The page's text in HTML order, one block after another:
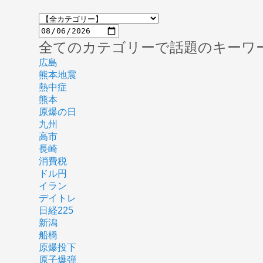
全てのカテゴリーで話題のキーワ
広島
熊本地震
熱中症
熊本
原爆の日
九州
高市
長崎
消費税
ドル円
イラン
デイトレ
日経225
新潟
船橋
原爆投下
原子爆弾